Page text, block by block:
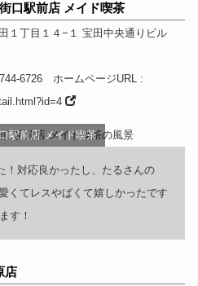
口駅前店 メイド喫茶
１丁目１４−１ 宝田中央通りビル
6726 ホームページURL:
駅前店 メイド喫茶
！対応良かったし、たるさんの
くてレスやばくて嬉しかったです
す！
店